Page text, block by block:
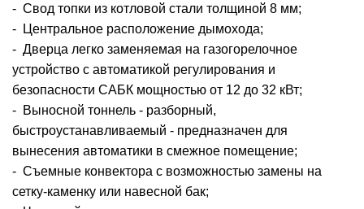
- Свод топки из котловой стали толщиной 8 мм;
- Центральное расположение дымохода;
- Дверца легко заменяемая на газогорелочное
устройство с автоматикой регулирования и
безопасности САБК мощностью от 12 до 32 кВт;
- Выносной тоннель - разборный,
быстроустанавливаемый - предназначен для
вынесения автоматики в смежное помещение;
- Съемные конвектора с возможностью замены на
сетку-каменку или навесной бак;